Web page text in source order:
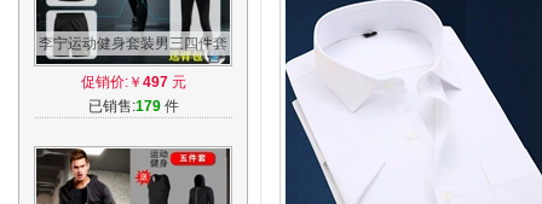
李宁运动健身套装男三四件套
速干衣跑步训练服紧身衣健身
房压缩衣
促销价:￥ 497元
已销售:179件